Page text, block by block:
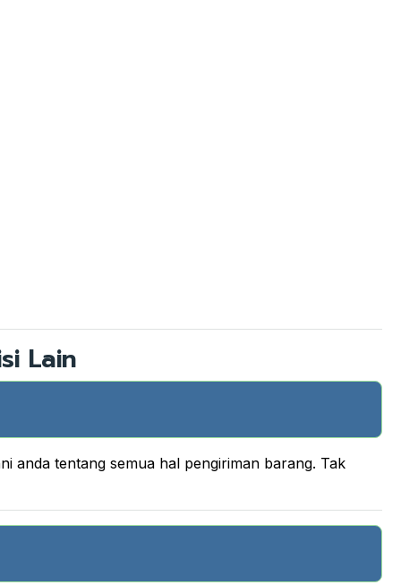
Lain
anda tentang semua hal pengiriman barang. Tak